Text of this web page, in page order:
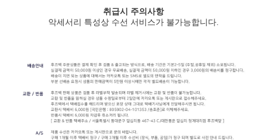
취급시 주의사항
악세서리 특성상 수선 서비스가 불가능합니다.